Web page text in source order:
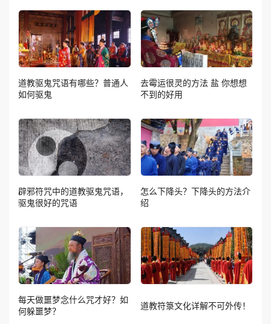
道教驱鬼咒语有哪些？普通人
如何驱鬼
去霉运很灵的方法 盐 你想想
不到的好用
辟邪符咒中的道教驱鬼咒语，
驱鬼很好的咒语
怎么下降头？下降头的方法介
绍
每天做噩梦念什么咒才好？如
何躲噩梦？
道教符箓文化详解不可外传！